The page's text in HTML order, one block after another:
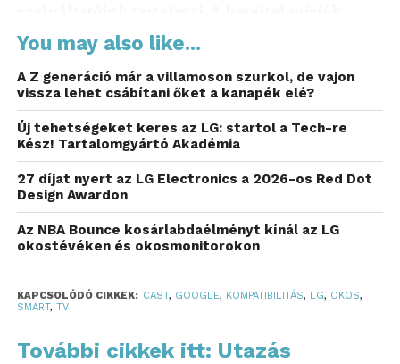
szegmense az LG B2B üzletágának
kulcsfontosságú területe.
A webOS23 vagy újabb operációs rendszerrel ellátott
LG szállodai TV-ken már január 10-től elérhető a
szálloda-specifikus funkciókkal ellátott Google Cast.
A vendégek adatai minden szobában biztonságban
vannak, amit a rendszer hálózatelkülönítéssel
biztosít. A csatlakoztatáshoz vagy a streamelés
megkezdéséhez elég a TV-képernyőjén megjelenő
QR-kódot beolvasni okoseszközünkkel. Ezáltal a
adatot megadniuk, és kedvenc streaming
bejelentkezniük. A TV és az eszközünk közti
You may also like...
A Z generáció már a villamoson szurkol, de vajon
vissza lehet csábítani őket a kanapék elé?
Új tehetségeket keres az LG: startol a Tech-re
Kész! Tartalomgyártó Akadémia
27 díjat nyert az LG Electronics a 2026-os Red Dot
Design Awardon
Az NBA Bounce kosárlabdaélményt kínál az LG
okostévéken és okosmonitorokon
KAPCSOLÓDÓ CIKKEK: CAST, GOOGLE, KOMPATIBILITÁS, LG, OKOS,
SMART, TV
További cikkek itt: Utazás